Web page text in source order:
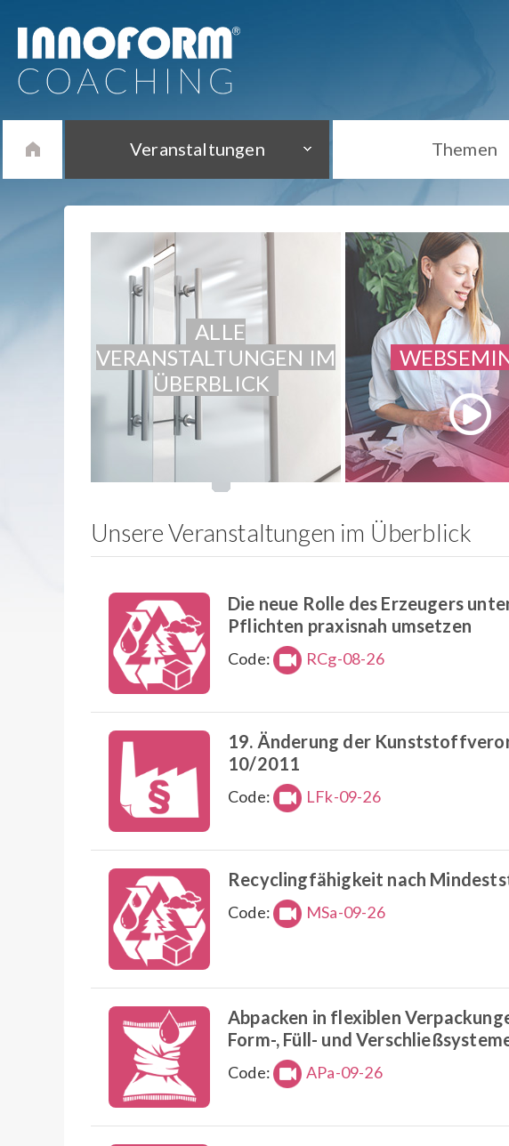
Veranstaltungen Themen
ALLE
VERANSTALTUNGEN IM
ÜBERBLICK
Unsere Veranstaltungen im Überblick
Die neue Rolle des Erzeugers
Pflichten praxisnah umsetzen
Code: RCg-08-26
19. Änderung der
10/2011
Code: LFk-09-26
Recyclingfähigkeit nach
Code: MSa-09-26
Abpacken in flexiblen
Form-, Füll- und
Code: APa-09-26